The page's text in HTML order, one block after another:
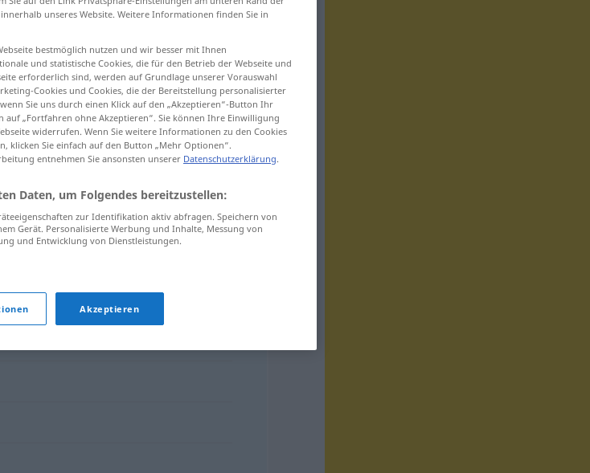
Elite
unseres Website. Weitere Informationen finden Sie in
bestmöglich nutzen und wir besser mit Ihnen
und statistische Cookies, die für den Betrieb der Webseite und
erforderlich sind, werden auf Grundlage unserer Vorauswahl
Cookies und Cookies, die der Bereitstellung personalisierter
Sie uns durch einen Klick auf den „Akzeptieren“-Button Ihr
auf „Fortfahren ohne Akzeptieren“. Sie können Ihre Einwilligung
widerrufen. Wenn Sie weitere Informationen zu den Cookies
klicken Sie einfach auf den Button „Mehr Optionen“.
entnehmen Sie ansonsten unserer Datenschutzerklärung.
Daten, um Folgendes bereitzustellen:
zur Identifikation aktiv abfragen. Speichern von
Gerät. Personalisierte Werbung und Inhalte, Messung von
und Entwicklung von Dienstleistungen.
Akzeptieren